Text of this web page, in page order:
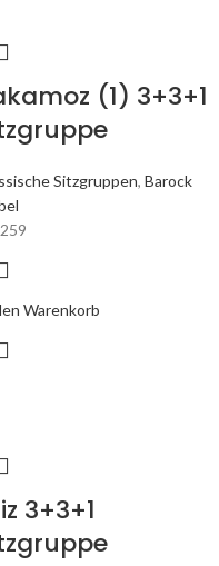
(1) 3+3+1
Sitzgruppen, Barock
Warenkorb
3+3+1